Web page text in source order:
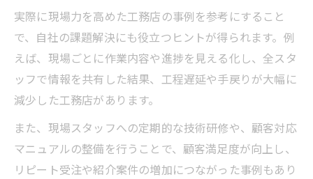
実際に現場力を高めた工務店の事例を参考にすること
で、自社の課題解決にも役立つヒントが得られます。例
えば、現場ごとに作業内容や進捗を見える化し、全スタ
ッフで情報を共有した結果、工程遅延や手戻りが大幅に
減少した工務店があります。
また、現場スタッフへの定期的な技術研修や、顧客対応
マニュアルの整備を行うことで、顧客満足度が向上し、
リピート受注や紹介案件の増加につながった事例もあり